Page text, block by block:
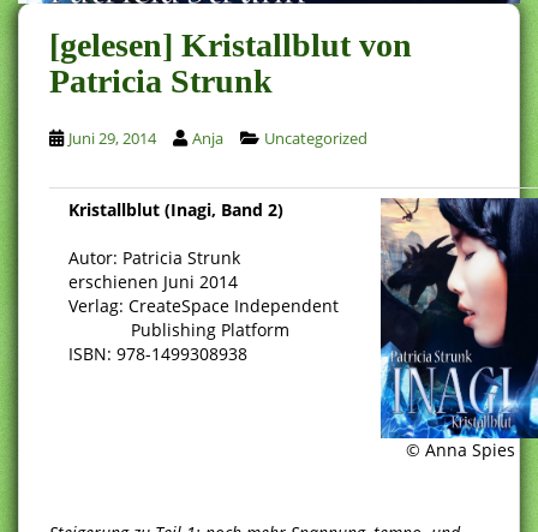
[gelesen] Kristallblut von
Patricia Strunk
Juni 29, 2014 Anja Uncategorized
Kristallblut (Inagi, Band 2)
Autor: Patricia Strunk
erschienen Juni 2014
Verlag: CreateSpace Independent
Publishing Platform
ISBN: 978-1499308938
© Anna Spies